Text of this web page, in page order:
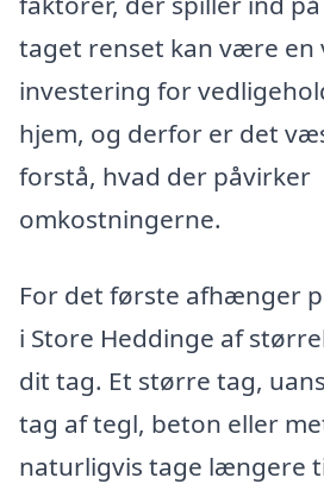
taget renset kan være en
investering for
hjem, og derfor er det
forstå, hvad der påvirker
omkostningerne.
For det første afhænger
i Store Heddinge af
dit tag. Et større tag,
tag af tegl, beton eller
naturligvis tage længere